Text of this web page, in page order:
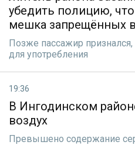
убедить полицию,
мешка запрещённых
Позже пассажир
для употребления
19:36
В Ингодинском
воздух
Превышено содержание